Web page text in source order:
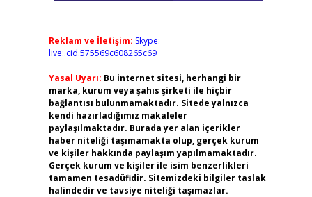
Reklam ve İletişim: Skype:
live:.cid.575569c608265c69
Yasal Uyarı: Bu internet sitesi, herhangi bir
marka, kurum veya şahıs şirketi ile hiçbir
bağlantısı bulunmamaktadır. Sitede yalnızca
kendi hazırladığımız makaleler
paylaşılmaktadır. Burada yer alan içerikler
haber niteliği taşımamakta olup, gerçek kurum
ve kişiler hakkında paylaşım yapılmamaktadır.
Gerçek kurum ve kişiler ile isim benzerlikleri
tamamen tesadüfidir. Sitemizdeki bilgiler taslak
halindedir ve tavsiye niteliği taşımazlar.